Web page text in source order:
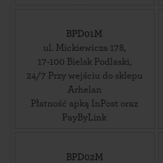
BPD01M
ul. Mickiewicza 178,
17-100 Bielsk Podlaski,
24/7 Przy wejściu do sklepu
Arhelan
Płatność apką InPost oraz
PayByLink
BPD02M